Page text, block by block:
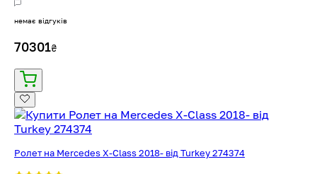
немає відгуків
70301₴
Ролет на Mercedes X-Class 2018- від Turkey 274374